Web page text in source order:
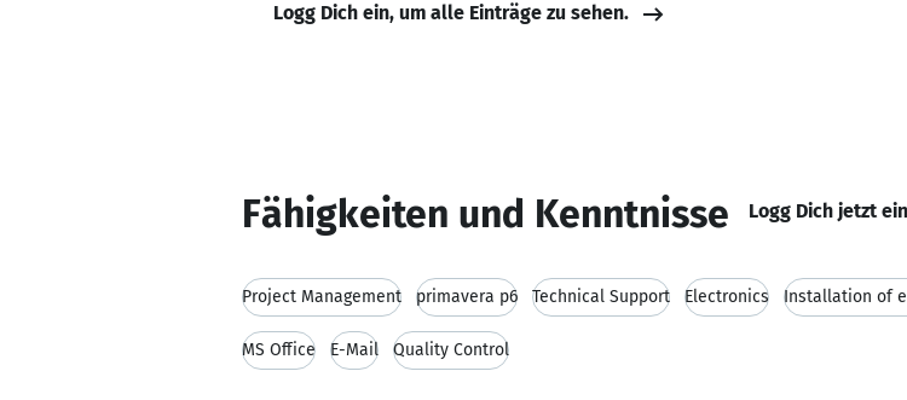
Logg Dich ein, um alle Einträge zu sehen.
Fähigkeiten und Kenntnisse Logg Dich jetzt
Project Management primavera p6 Technical Support Electronics Installation of
MS Office E-Mail Quality Control